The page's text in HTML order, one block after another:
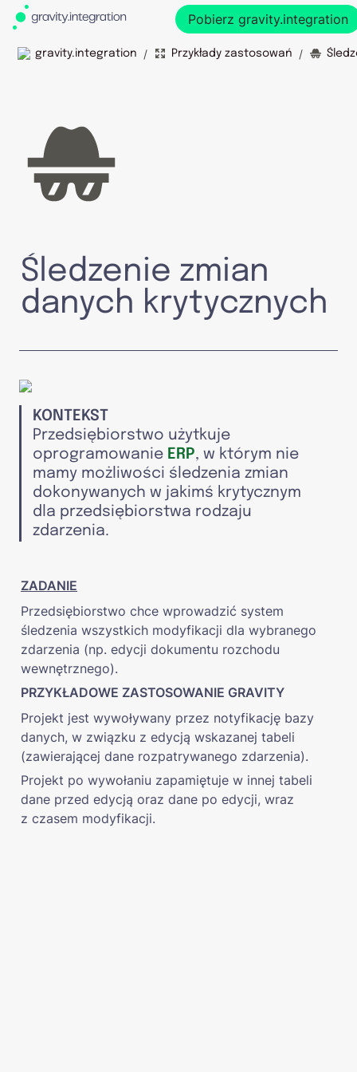
Pobierz gravity.integration
gravity.integration / Przykłady zastosowań /
Śledzenie zmian
danych krytycznych
KONTEKST
Przedsiębiorstwo użytkuje
oprogramowanie ERP, w którym nie
mamy możliwości śledzenia zmian
dokonywanych w jakimś krytycznym
dla przedsiębiorstwa rodzaju
zdarzenia.
ZADANIE
Przedsiębiorstwo chce wprowadzić system
śledzenia wszystkich modyfikacji dla wybranego
zdarzenia (np. edycji dokumentu rozchodu
wewnętrznego).
PRZYKŁADOWE ZASTOSOWANIE GRAVITY
Projekt jest wywoływany przez notyfikację bazy
danych, w związku z edycją wskazanej tabeli
(zawierającej dane rozpatrywanego zdarzenia).
Projekt po wywołaniu zapamiętuje w innej tabeli
dane przed edycją oraz dane po edycji, wraz
z czasem modyfikacji.